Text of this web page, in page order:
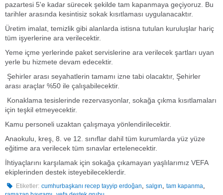
pazartesi 5'e kadar sürecek şekilde tam kapanmaya geçiyoruz. Bu
tarihler arasında kesintisiz sokak kısıtlaması uygulanacaktır.
Üretim imalat, temizlik gibi alanlarda istisna tutulan kuruluşlar hariç
tüm işyerlerine ara verilecektir.
Yeme içme yerlerinde paket servislerine ara verilecek şartları uyan
yerle bu hizmete devam edecektir.
Şehirler arası seyahatlerin tamamı izne tabi olacaktır, Şehirler
arası araçlar %50 ile çalışabilecektir.
Konaklama tesislerinde rezervasyonlar, sokağa çıkma kısıtlamaları
için teşkil etmeyecektir.
Kamu personeli uzaktan çalışmaya yönlendirilecektir.
Anaokulu, kreş, 8. ve 12. sınıflar dahil tüm kurumlarda yüz yüze
eğitime ara verilecek tüm sınavlar ertelenecektir.
İhtiyaçlarını karşılamak için sokağa çıkamayan yaşlılarımız VEFA
ekiplerinden destek isteyebileceklerdir.
Etiketler: cumhurbaşkanı recep tayyip erdoğan,salgın,tam kapanma,